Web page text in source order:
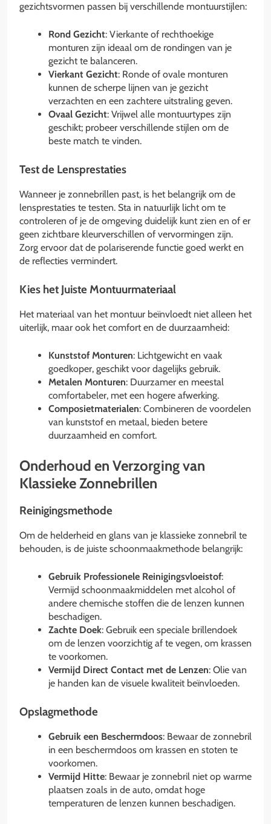
gezichtsvormen passen bij verschillende montuurstijlen:
Rond Gezicht: Vierkante of rechthoekige
monturen zijn ideaal om de rondingen van je
gezicht te balanceren.
Vierkant Gezicht: Ronde of ovale monturen
kunnen de scherpe lijnen van je gezicht
verzachten en een zachtere uitstraling geven.
Ovaal Gezicht: Vrijwel alle montuurtypes zijn
geschikt; probeer verschillende stijlen om de
beste match te vinden.
Test de Lensprestaties
Wanneer je zonnebrillen past, is het belangrijk om de
lensprestaties te testen. Sta in natuurlijk licht om te
controleren of je de omgeving duidelijk kunt zien en of er
geen zichtbare kleurverschillen of vervormingen zijn.
Zorg ervoor dat de polariserende functie goed werkt en
de reflecties vermindert.
Kies het Juiste Montuurmateriaal
Het materiaal van het montuur beïnvloedt niet alleen het
uiterlijk, maar ook het comfort en de duurzaamheid:
Kunststof Monturen: Lichtgewicht en vaak
goedkoper, geschikt voor dagelijks gebruik.
Metalen Monturen: Duurzamer en meestal
comfortabeler, met een hogere afwerking.
Composietmaterialen: Combineren de voordelen
van kunststof en metaal, bieden betere
duurzaamheid en comfort.
Onderhoud en Verzorging van
Klassieke Zonnebrillen
Reinigingsmethode
Om de helderheid en glans van je klassieke zonnebril te
behouden, is de juiste schoonmaakmethode belangrijk:
Gebruik Professionele Reinigingsvloeistof:
Vermijd schoonmaakmiddelen met alcohol of
andere chemische stoffen die de lenzen kunnen
beschadigen.
Zachte Doek: Gebruik een speciale brillendoek
om de lenzen voorzichtig af te vegen, om krassen
te voorkomen.
Vermijd Direct Contact met de Lenzen: Olie van
je handen kan de visuele kwaliteit beïnvloeden.
Opslagmethode
Gebruik een Beschermdoos: Bewaar de zonnebril
in een beschermdoos om krassen en stoten te
voorkomen.
Vermijd Hitte: Bewaar je zonnebril niet op warme
plaatsen zoals in de auto, omdat hoge
temperaturen de lenzen kunnen beschadigen.